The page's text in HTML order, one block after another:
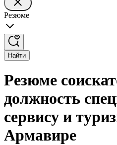
Резюме
Найти
Резюме
должность
сервису и
Армавире